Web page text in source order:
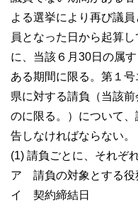
請願と陳情の手続
行政視察の受入れ
県庁舎（県議会棟）
政務活動費
ご意見・ご要望
県議会の役割と審議
よる選挙により再び議
員となった日から起算
に、当該６月30日の属
ある期間に限る。第１
県に対する請負（当該
のに限る。）について
告しなければならない。
(1) 請負ごとに、それぞ
ア 請負の対象とする役
イ 契約締結日